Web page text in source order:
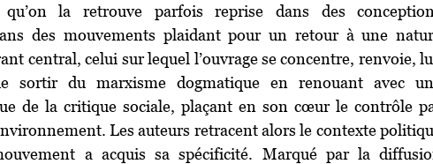
la retrouve parfois reprise dans des
des mouvements plaidant pour un retour à une
central, celui sur lequel l’ouvrage se concentre, renvoie,
sortir du marxisme dogmatique en renouant avec
de la critique sociale, plaçant en son cœur le contrôle
Les auteurs retracent alors le contexte
a acquis sa spécificité. Marqué par la